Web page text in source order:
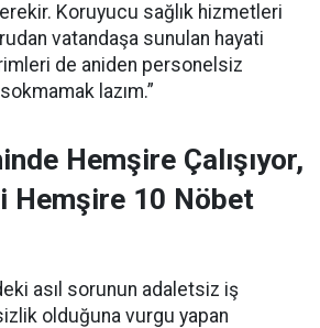
Koruyucu sağlık hizmetleri
vatandaşa sunulan hayati
de aniden personelsiz
sokmamak lazım.”
Hemşire Çalışıyor,
Hemşire 10 Nöbet
asıl sorunun adaletsiz iş
olduğuna vurgu yapan